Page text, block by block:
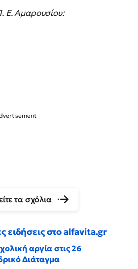
Ε. Αμαρουσίου:
τα σχόλια
ειδήσεις στο alfavita.gr
αργία στις 26
Διάταγμα